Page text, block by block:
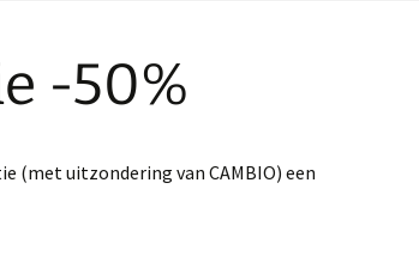
-50%
(met uitzondering van CAMBIO) een